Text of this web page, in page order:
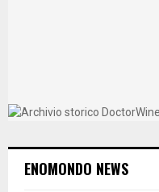
ENOMONDO NEWS